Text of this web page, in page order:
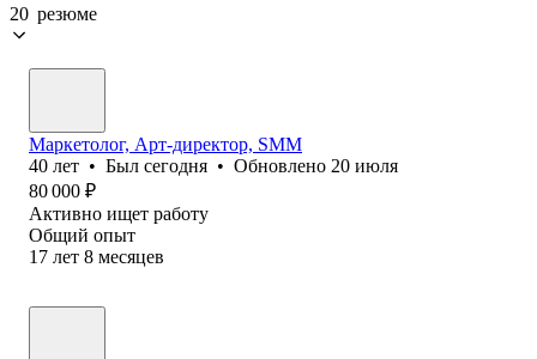
20 резюме
Маркетолог, Арт-директор, SMM
40 лет • Был сегодня • Обновлено 20 июля
80 000 ₽
Активно ищет работу
Общий опыт
17 лет 8 месяцев